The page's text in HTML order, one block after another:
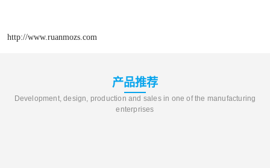
http://www.ruanmozs.com
产品推荐
Development, design, production and sales in one of the manufacturing
enterprises